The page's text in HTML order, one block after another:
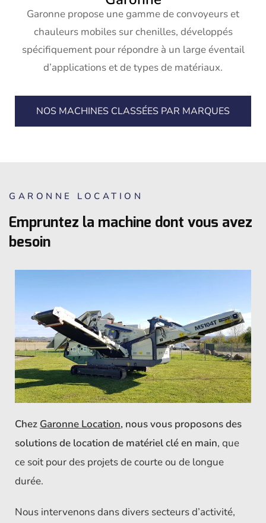
Garonne propose une gamme de convoyeurs et
chauleurs mobiles sur chenilles, développés
spécifiquement pour répondre à un large éventail
d’applications et de types de matériaux.
NOS MACHINES CLASSÉES PAR MARQUES
GARONNE LOCATION
Empruntez la machine dont vous avez
besoin
Chez Garonne Location, nous vous proposons des
solutions de location de matériel clé en main, que
ce soit pour des projets de courte ou de longue
durée.
Nous intervenons dans divers secteurs d’activité,